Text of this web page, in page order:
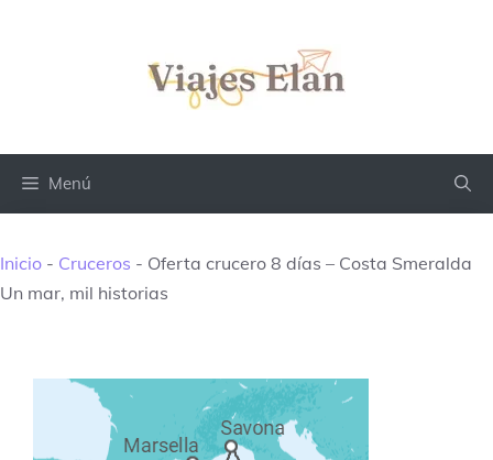
Menú
Inicio - Cruceros - Oferta crucero 8 días – Costa Smeralda
Un mar, mil historias